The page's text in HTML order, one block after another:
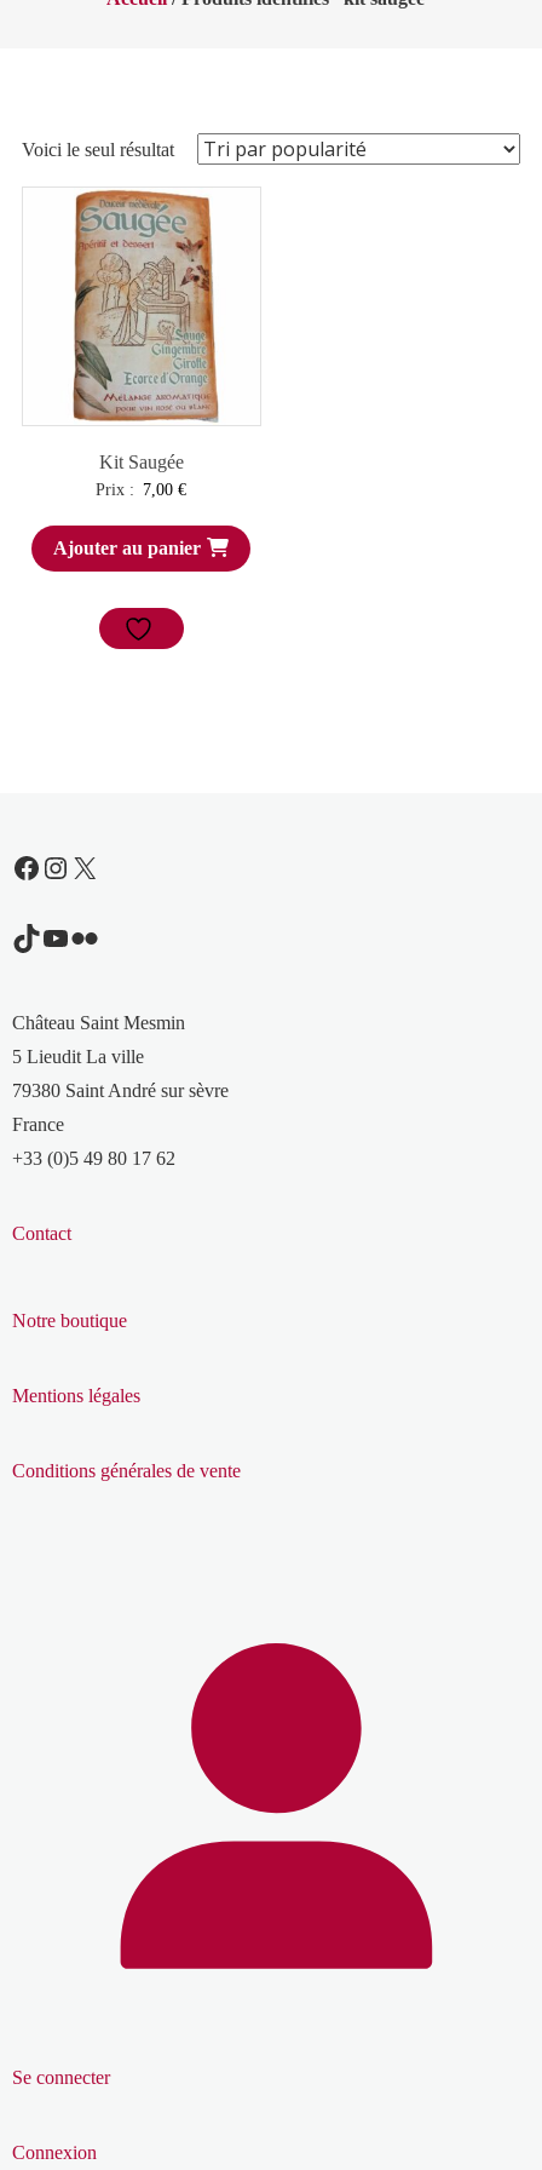
Voici le seul résultat
Kit Saugée
Prix : 7,00€
Ajouter au panier
Facebook
Instagram
X
TikTok
YouTube
Flickr
Château Saint Mesmin
5 Lieudit La ville
79380 Saint André sur sèvre
France
+33 (0)5 49 80 17 62
Contact
Notre boutique
Mentions légales
Conditions générales de vente
Se connecter
Connexion